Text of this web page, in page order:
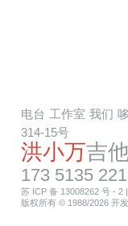
电台 工作室 我们
314-15号
洪小万吉
173 5135
苏 ICP 备 13008262 号 - 2
版权所有 © 1988/2026 开